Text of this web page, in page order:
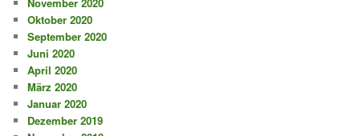
Oktober 2020
September 2020
Juni 2020
April 2020
März 2020
Januar 2020
Dezember 2019